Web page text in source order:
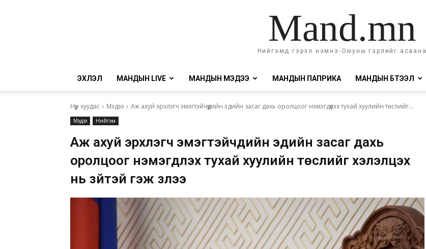
Mand.mn
Нийгэмд гэрэл нэмнэ-Оюуны гэрлийг асаана
ЭХЛЭЛ МАНДЫН LIVE МАНДЫН МЭДЭЭ МАНДЫН ПАПРИКА МАНДЫН БҮТЭЭЛ
Нүүр хуудас Мэдээ Аж ахуй эрхлэгч эмэгтэйчүүдийн эдийн засаг дахь оролцоог нэмэгдүүлэх тухай хуулийн төслийг...
Мэдээ Нийгэм
Аж ахуй эрхлэгч эмэгтэйчүүдийн эдийн засаг дахь
оролцоог нэмэгдүүлэх тухай хуулийн төслийг хэлэлцэх
нь зүйтэй гэж үзлээ